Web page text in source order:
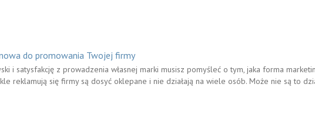
do promowania Twojej firmy
i satysfakcję z prowadzenia własnej marki musisz pomyśleć o tym, jaka forma
reklamują się firmy są dosyć oklepane i nie działają na wiele osób. Może nie są to